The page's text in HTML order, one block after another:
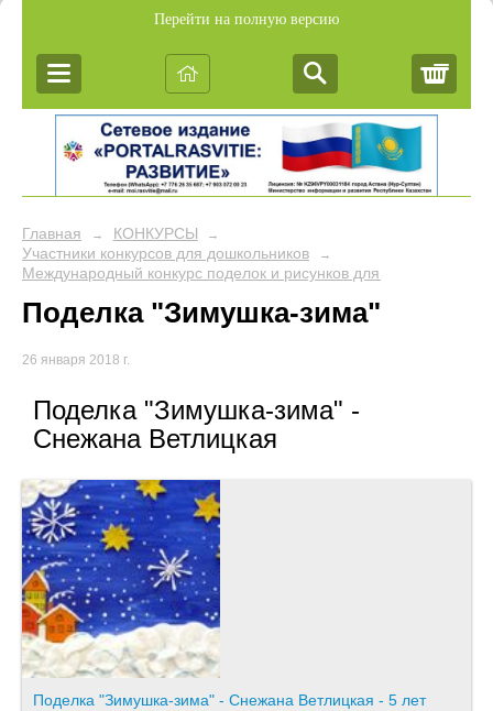
Перейти на полную версию
Главная → КОНКУРСЫ →
Участники конкурсов для дошкольников →
Международный конкурс поделок и рисунков для
Поделка "Зимушка-зима"
26 января 2018 г.
Поделка "Зимушка-зима" -
Снежана Ветлицкая
Поделка "Зимушка-зима" - Снежана Ветлицкая - 5 лет